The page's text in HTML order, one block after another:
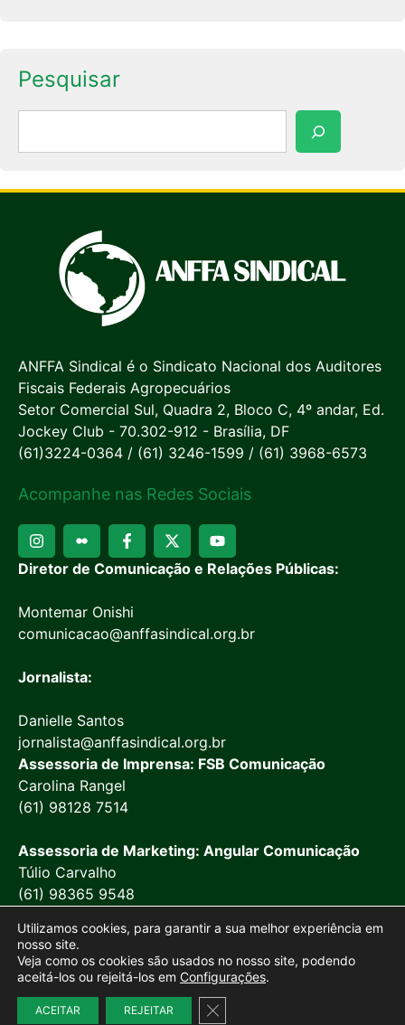
Pesquisar
ANFFA Sindical é o Sindicato Nacional dos Auditores
Fiscais Federais Agropecuários
Setor Comercial Sul, Quadra 2, Bloco C, 4º andar, Ed.
Jockey Club - 70.302-912 - Brasília, DF
(61)3224-0364 / (61) 3246-1599 / (61) 3968-6573
Acompanhe nas Redes Sociais
Diretor de Comunicação e Relações Públicas:
Montemar Onishi
comunicacao@anffasindical.org.br
Jornalista:
Danielle Santos
jornalista@anffasindical.org.br
Assessoria de Imprensa: FSB Comunicação
Carolina Rangel
(61) 98128 7514
Assessoria de Marketing: Angular Comunicação
Túlio Carvalho
(61) 98365 9548
Site desenvolvido porMarketing Objetivo
Utilizamos cookies, para garantir a sua melhor experiência em
nosso site.
Veja como os cookies são usados no nosso site, podendo
aceitá-los ou rejeitá-los em Configurações.
ACEITAR REJEITAR Close GDPR Cookie Banner